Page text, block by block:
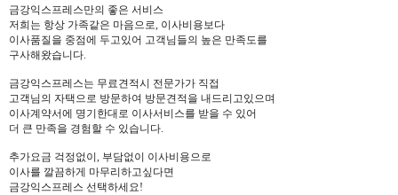
금강익스프레스만의 좋은 서비스
저희는 항상 가족같은 마음으로, 이사비용보다
이사품질을 중점에 두고있어 고객님들의 높은 만족도를
구사해왔습니다.
금강익스프레스는 무료견적시 전문가가 직접
고객님의 자택으로 방문하여 방문견적을 내드리고있으며
이사계약서에 명기한대로 이사서비스를 받을 수 있어
더 큰 만족을 경험할 수 있습니다.
추가요금 걱정없이, 부담없이 이사비용으로
이사를 깔끔하게 마무리하고싶다면
금강익스프레스 선택하세요!